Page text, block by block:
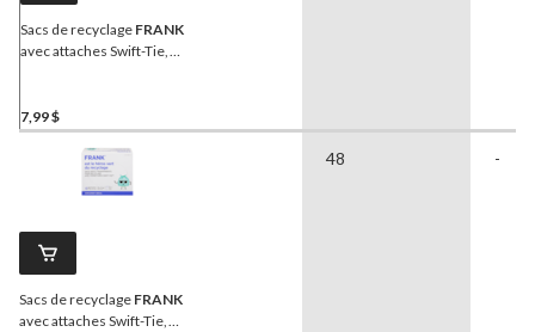
Sacs de recyclage FRANK
avec attaches Swift-Tie,
7,99 $
Sacs de recyclage FRANK
avec attaches Swift-Tie,
48 -